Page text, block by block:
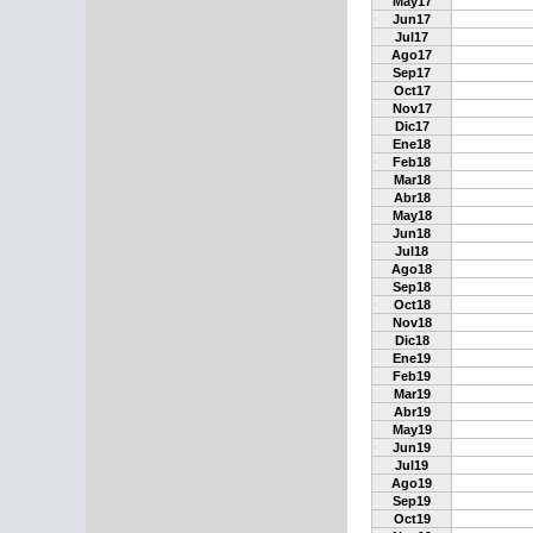
Jun17
Jul17
Ago17
Sep17
Oct17
Nov17
Dic17
Ene18
Feb18
Mar18
Abr18
May18
Jun18
Jul18
Ago18
Sep18
Oct18
Nov18
Dic18
Ene19
Feb19
Mar19
Abr19
May19
Jun19
Jul19
Ago19
Sep19
Oct19